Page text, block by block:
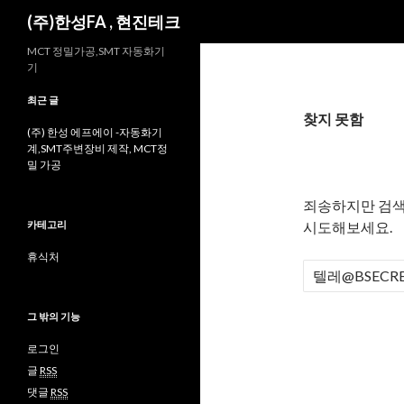
(주)한성FA , 현진테크
찾지 못함
죄송하지만 검
시도해보세요.
검
색
MCT 정밀가공,SMT 자동화기
기
최근 글
(주) 한성 에프에이 -자동화기
계,SMT주변장비 제작, MCT정
밀 가공
카테고리
휴식처
그 밖의 기능
로그인
글 RSS
댓글 RSS